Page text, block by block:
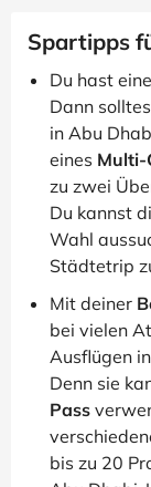
Spartipps
Du hast
Dann
in Abu
eines Multi-
zu zwei
Du kannst
Wahl
Städtetrip
Mit deiner
bei vielen
Ausflügen
Denn sie
Pass
bis zu 20